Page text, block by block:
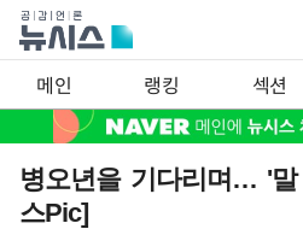
메인 랭킹 섹션
병오년을 기다리며… '말
스Pic]